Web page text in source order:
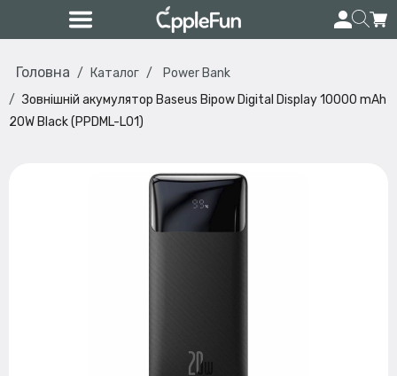
Головна Каталог
Power Bank
Зовнішній акумулятор Baseus Bipow Digital Display 10000 mAh
20W Black (PPDML-L01)